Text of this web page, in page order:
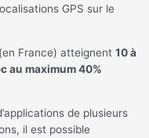
GPS sur le
France) atteignent 10 à
au maximum 40%
de plusieurs
il est possible